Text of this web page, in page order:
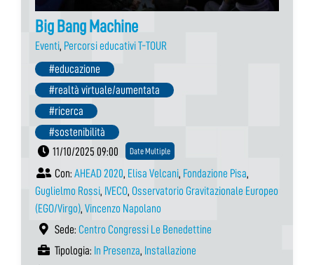
Big Bang Machine
Eventi, Percorsi educativi T-TOUR
#educazione
#realtà virtuale/aumentata
#ricerca
#sostenibilità
11/10/2025 09:00
Date Multiple
Con: AHEAD 2020, Elisa Velcani, Fondazione Pisa,
Guglielmo Rossi, IVECO, Osservatorio Gravitazionale Europeo
(EGO/Virgo), Vincenzo Napolano
Sede: Centro Congressi Le Benedettine
Tipologia: In Presenza, Installazione